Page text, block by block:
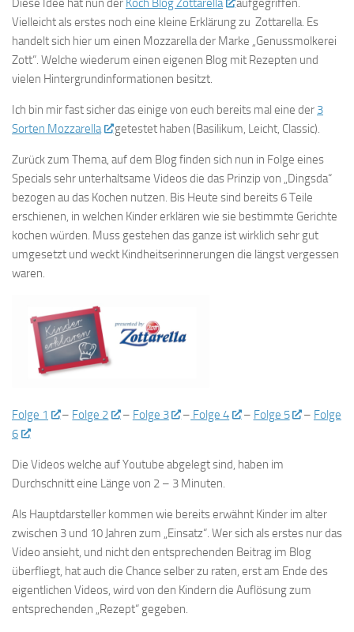
Diese Idee hat nun der Koch Blog Zottarella
aufgegriffen.
Vielleicht als erstes noch eine kleine Erklärung zu Zottarella. Es
handelt sich hier um einen Mozzarella der Marke „Genussmolkerei
Zott“. Welche wiederum einen eigenen Blog mit Rezepten und
vielen Hintergrundinformationen besitzt.
Ich bin mir fast sicher das einige von euch bereits mal eine der 3
Sorten Mozzarella
getestet haben (Basilikum, Leicht, Classic).
Zurück zum Thema, auf dem Blog finden sich nun in Folge eines
Specials sehr unterhaltsame Videos die das Prinzip von „Dingsda“
bezogen au das Kochen nutzen. Bis Heute sind bereits 6 Teile
erschienen, in welchen Kinder erklären wie sie bestimmte Gerichte
kochen würden. Muss gestehen das ganze ist wirklich sehr gut
umgesetzt und weckt Kindheitserinnerungen die längst vergessen
waren.
Folge 1 – Folge 2 – Folge 3 – Folge 4 – Folge 5 – Folge
6
Die Videos welche auf Youtube abgelegt sind, haben im
Durchschnitt eine Länge von 2 – 3 Minuten.
Als Hauptdarsteller kommen wie bereits erwähnt Kinder im alter
zwischen 3 und 10 Jahren zum „Einsatz“. Wer sich als erstes nur das
Video ansieht, und nicht den entsprechenden Beitrag im Blog
überfliegt, hat auch die Chance selber zu raten, erst am Ende des
eigentlichen Videos, wird von den Kindern die Auflösung zum
entsprechenden „Rezept“ gegeben.